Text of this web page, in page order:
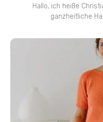
Hallo, ich heiße
ganzheitliche